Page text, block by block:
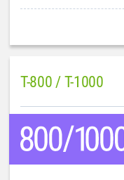
T-800 / T-1000